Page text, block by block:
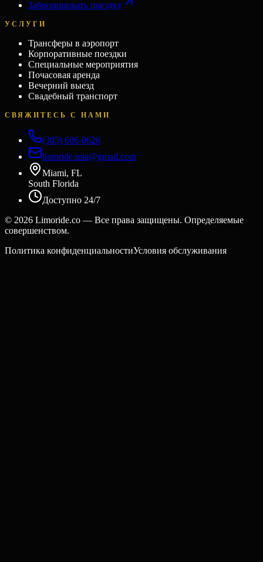
Забронировать поездку
УСЛУГИ
Трансферы в аэропорт
Корпоративные поездки
Специальные мероприятия
Почасовая аренда
Вечерний выезд
Свадебный транспорт
СВЯЖИТЕСЬ С НАМИ
(305) 606-0626
limoride.mia@gmail.com
Miami, FL
South Florida
Доступно 24/7
© 2026 Limoride.co — Все права защищены. Определяемые
совершенством.
Политика конфиденциальностиУсловия обслуживания